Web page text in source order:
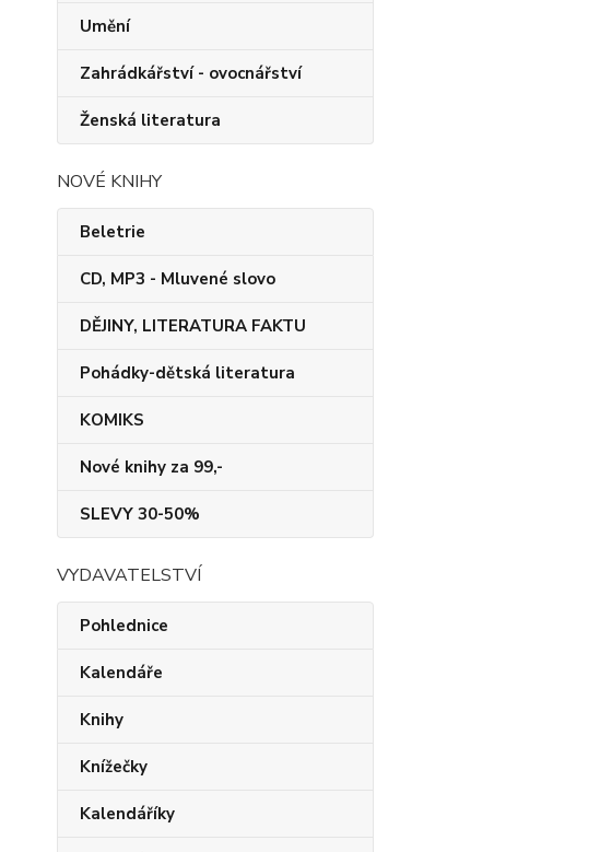
Umění
Zahrádkářství - ovocnářství
Ženská literatura
NOVÉ KNIHY
Beletrie
CD, MP3 - Mluvené slovo
DĚJINY, LITERATURA FAKTU
Pohádky-dětská literatura
KOMIKS
Nové knihy za 99,-
SLEVY 30-50%
VYDAVATELSTVÍ
Pohlednice
Kalendáře
Knihy
Knížečky
Kalendáříky